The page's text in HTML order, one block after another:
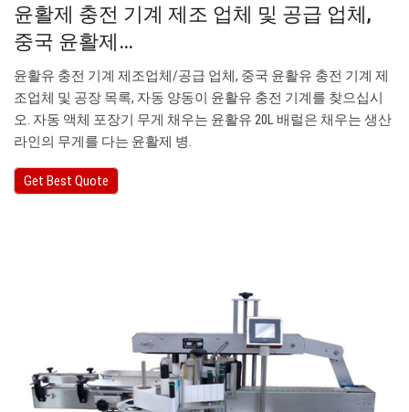
윤활제 충전 기계 제조 업체 및 공급 업체,
중국 윤활제…
윤활유 충전 기계 제조업체/공급 업체, 중국 윤활유 충전 기계 제
조업체 및 공장 목록, 자동 양동이 윤활유 충전 기계를 찾으십시
오. 자동 액체 포장기 무게 채우는 윤활유 20L 배럴은 채우는 생산
라인의 무게를 다는 윤활제 병.
Get Best Quote